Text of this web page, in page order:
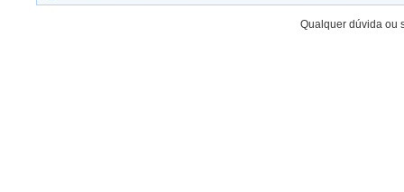
Qualquer dúvida ou